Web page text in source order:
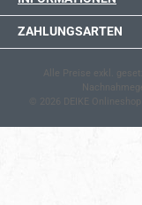
ZAHLUNGSARTEN
Alle Preise exkl.
© 2026 DEIKE